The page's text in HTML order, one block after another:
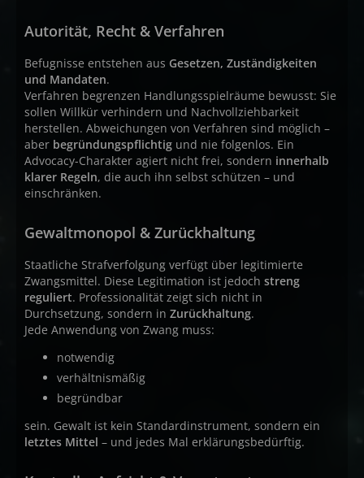
Autorität, Recht & Verfahren
Befugnisse entstehen aus Gesetzen, Zuständigkeiten
und Mandaten.
Verfahren begrenzen Handlungsspielräume bewusst: Sie
sollen Willkür verhindern und Nachvollziehbarkeit
herstellen. Abweichungen von Verfahren sind möglich –
aber begründungspflichtig und nie folgenlos. Ein
Advocacy-Charakter agiert nicht frei, sondern innerhalb
klarer Regeln, die auch ihn selbst schützen – und
einschränken.
Gewaltmonopol & Zurückhaltung
Staatliche Strafverfolgung verfügt über legitimierte
Zwangsmittel. Diese Legitimation ist jedoch streng
reguliert. Professionalität zeigt sich nicht in
Durchsetzung, sondern in Zurückhaltung.
Jede Anwendung von Zwang muss:
notwendig
verhältnismäßig
begründbar
sein. Gewalt ist kein Standardinstrument, sondern ein
letztes Mittel – und jedes Mal erklärungsbedürftig.